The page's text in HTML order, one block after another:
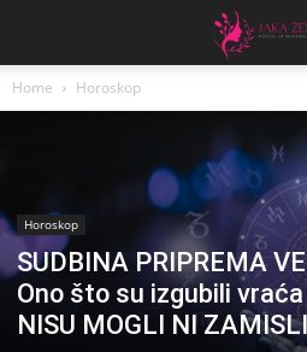
Home Horoskop
Horoskop
SUDBINA PRIPREMA
Ono što su izgubili
NISU MOGLI NI